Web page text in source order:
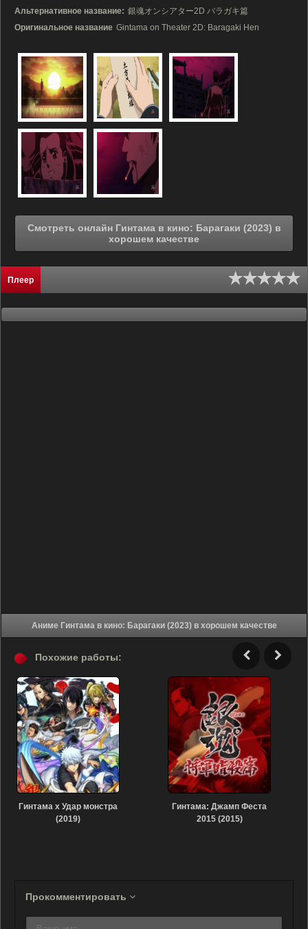
Альтернативное название: 銀魂オンシアター2D バラガキ篇
Оригинальное название Gintama on Theater 2D: Baragaki Hen
Смотреть онлайн Гинтама в кино: Барагаки (2023) в
хорошем качестве
Плеер
Аниме Гинтама в кино: Барагаки (2023) в хорошем качестве
Похожие работы:
Гинтама x Удар монстра
(2019)
Гинтама: Джамп Феста
2015 (2015)
Прокомментировать